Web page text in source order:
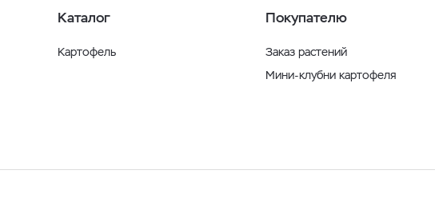
Каталог
Картофель
Покупателю
Заказ растений
Мини-клубни картофеля